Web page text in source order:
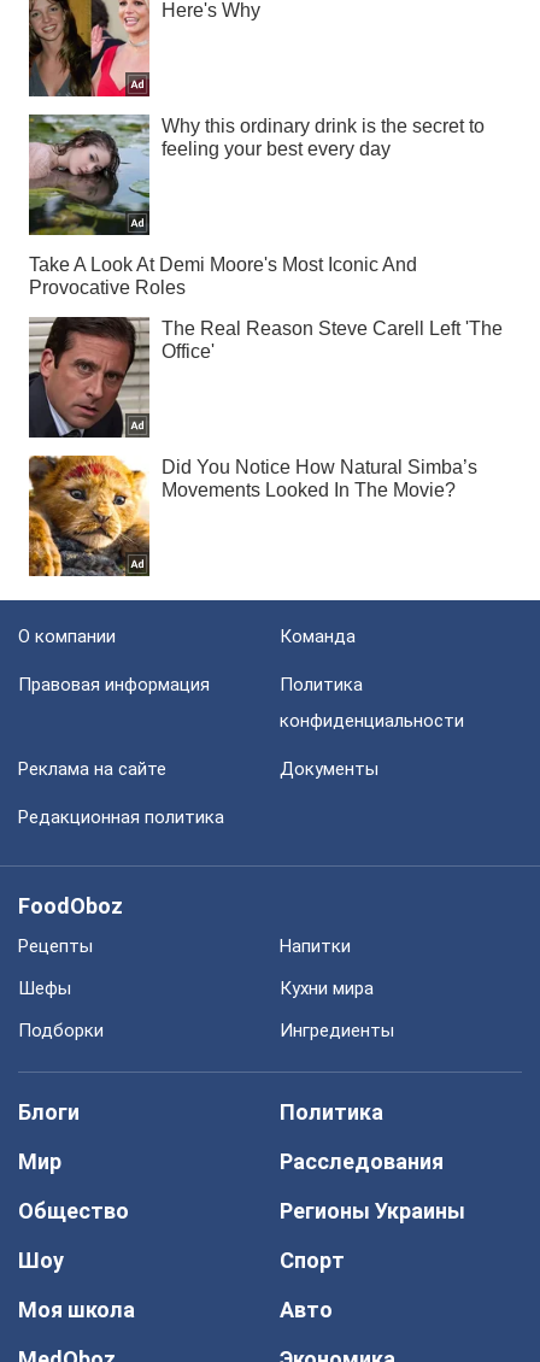
О компании Команда
Правовая информация
Политика
конфиденциальности
Реклама на сайте Документы
Редакционная политика
FoodOboz
Рецепты
Напитки
Шефы
Кухни мира
Подборки
Ингредиенты
Блоги
Политика
Мир
Расследования
Общество
Регионы Украины
Шоу
Спорт
Моя школа
Авто